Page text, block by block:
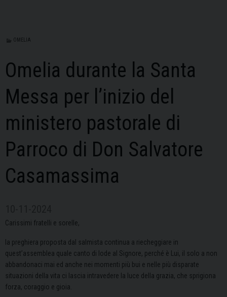
OMELIA
Omelia durante la Santa
Messa per l’inizio del
ministero pastorale di
Parroco di Don Salvatore
Casamassima
Carissimi fratelli e sorelle,
la preghiera proposta dal salmista continua a riecheggiare in
quest’assemblea quale canto di lode al Signore, perché è Lui, il solo a non
abbandonaci mai ed anche nei momenti più bui e nelle più disparate
situazioni della vita ci lascia intravedere la luce della grazia, che sprigiona
forza, coraggio e gioia.